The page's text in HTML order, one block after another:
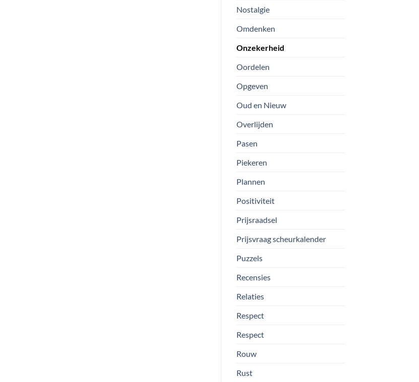
Nostalgie
Omdenken
Onzekerheid
Oordelen
Opgeven
Oud en Nieuw
Overlijden
Pasen
Piekeren
Plannen
Positiviteit
Prijsraadsel
Prijsvraag scheurkalender
Puzzels
Recensies
Relaties
Respect
Respect
Rouw
Rust